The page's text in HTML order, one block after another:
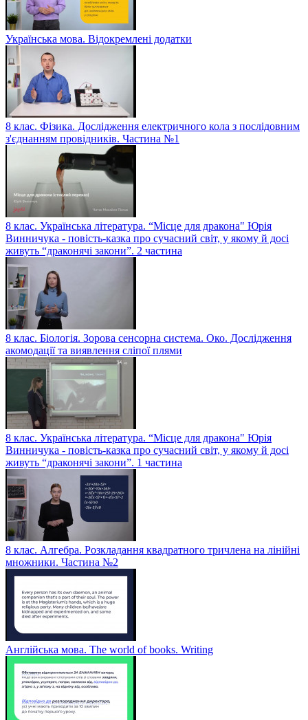
Українська мова. Відокремлені додатки
8 клас. Фізика. Дослідження електричного кола з послідовним
з'єднанням провідників. Частина №1
8 клас. Українська література. “Місце для дракона" Юрія
Винничука - повість-казка про сучасний світ, у якому й досі
живуть “драконячі закони”. 2 частина
8 клас. Біологія. Зорова сенсорна система. Око. Дослідження
акомодації та виявлення сліпої плями
8 клас. Українська література. “Місце для дракона" Юрія
Винничука - повість-казка про сучасний світ, у якому й досі
живуть “драконячі закони”. 1 частина
8 клас. Алгебра. Розкладання квадратного тричлена на лінійні
множники. Частина №2
Англійська мова. The world of books. Writing